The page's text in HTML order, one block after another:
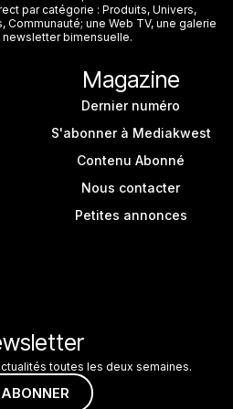
par catégorie : Produits, Univers,
Communauté; une Web TV, une galerie
bimensuelle.
Magazine
Dernier numéro
S'abonner à Mediakwest
Contenu Abonné
Nous contacter
Petites annonces
toutes les deux semaines.